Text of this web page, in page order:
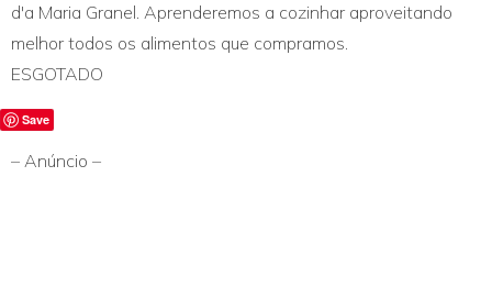
d'a Maria Granel. Aprenderemos a cozinhar aproveitando
melhor todos os alimentos que compramos.
ESGOTADO
Save
– Anúncio –